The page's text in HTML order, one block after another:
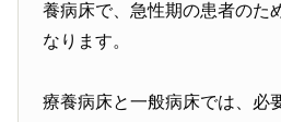
養病床で、急性期の患者のた
なります。
療養病床と一般病床では、必